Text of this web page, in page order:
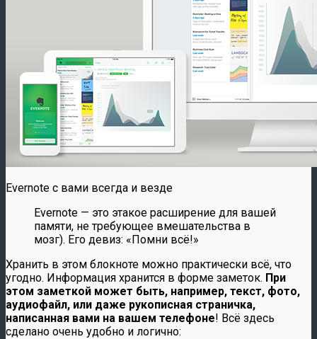
Evernote с вами всегда и везде
Evernote — это этакое расширение для вашей
памяти, не требующее вмешательства в
мозг). Его девиз: «Помни всё!»
Хранить в этом блокноте можно практически всё, что
угодно. Информация хранится в форме заметок. При
этом заметкой может быть, например, текст, фото,
аудиофайл, или даже рукописная страничка,
написанная вами на вашем телефоне! Всё здесь
сделано очень удобно и логично: